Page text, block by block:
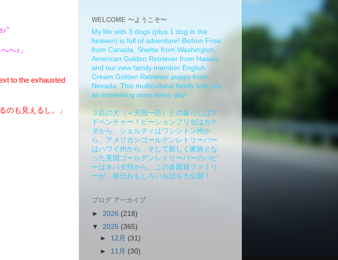
へ♪」
to the exhausted
のも見えるし。」
WELCOME 〜ようこそ〜
My life with 3 dogs (plus 1 dog in the
heaven) is full of adventure! Bichon Frise
from Canada, Sheltie from Washington,
American Golden Retriever from Hawaii,
and our new family member English
Cream Golden Retriever puppy from
Nevada. This multicultural family tells you
an interesting story every day!
３匹の犬（＋天国一匹）との暮らしはア
ドベンチャー！ビーションフリゼはカナ
ダから、シェルティはワシントン州か
ら、アメリカンゴールデンレトリーバー
はハワイ州から、そして新しく家族とな
った英国ゴールデンレトリーバーのパピ
ーはネバダ州から。この多国籍ファミリ
ーが、毎日おもしろいお話を大公開！
ブログ アーカイブ
► 2026 (218)
▼ 2025 (365)
► 12月 (31)
► 11月 (30)